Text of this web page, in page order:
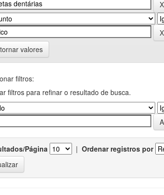
valores
filtros:
filtros para refinar o resultado de busca.
Página | Ordenar registros por